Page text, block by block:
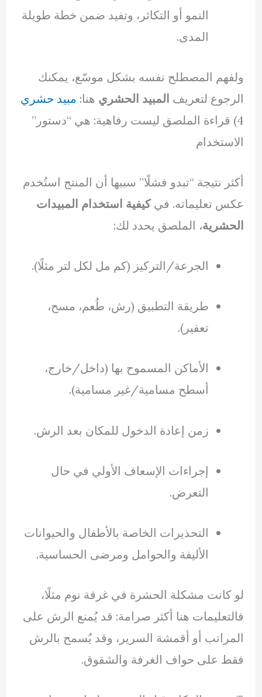
النمو أو التكاثر، وتفيد ضمن خطة طويلة
المدى.
ولفهم المصطلح نفسه بشكل موسّع، يمكنك
الرجوع لتعريف المبيد الحشري هنا: مبيد حشري
4) قراءة الملصق ليست رفاهية: هي “دستور”
الاستخدام
أكثر نتيجة “تبدو فشلًا” سببها أن المنتج استُخدم
عكس تعليماته. فيكيفية استخدام المبيدات
الحشرية، الملصق يحدد لك:
الجرعة/التركيز (كم مل لكل لتر مثلًا).
طريقة التطبيق (رش، طُعم، مسح،
تعفير).
الأماكن المسموح بها (داخل/خارج،
أسطح مسامية/غير مسامية).
زمن إعادة الدخول للمكان بعد الرش.
إجراءات الإسعاف الأولي في حال
التعرض.
التحذيرات الخاصة بالأطفال والحيوانات
الأليفة والحوامل ومرضى الحساسية.
لو كانت مشكلة الحشرة في غرفة نوم مثلًا،
فالتعليمات هنا أكثر صرامة: قد يُمنع الرش على
المراتب أو أقمشة السرير، وقد يُسمح بالرش
فقط على حواف الغرفة والشقوق.